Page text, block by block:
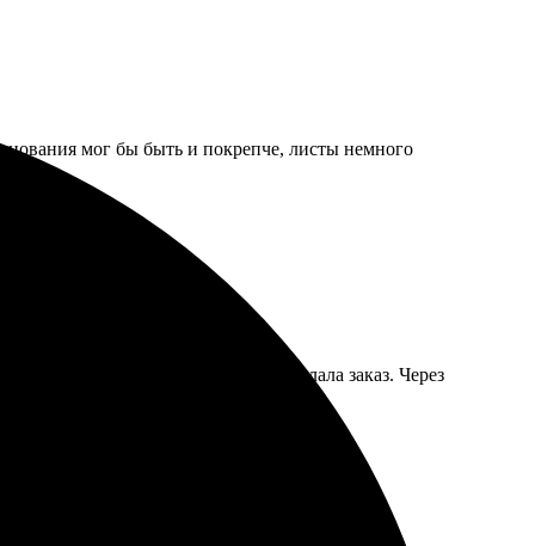
мог бы быть и покрепче, листы немного
фото, выбрала размер, сделала заказ. Через
буду заказывать снова.